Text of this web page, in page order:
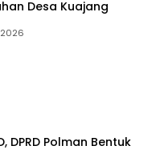
Desa Kuajang
DPRD Polman Bentuk